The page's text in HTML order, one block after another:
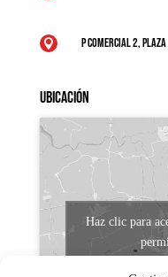
 P Comercial 2, Plaza
Ubicación
Haz clic para